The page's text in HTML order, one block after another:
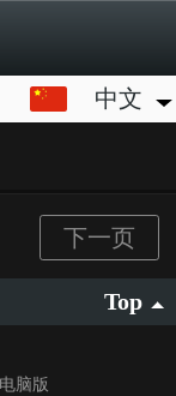
中文
中文
Top
电脑版